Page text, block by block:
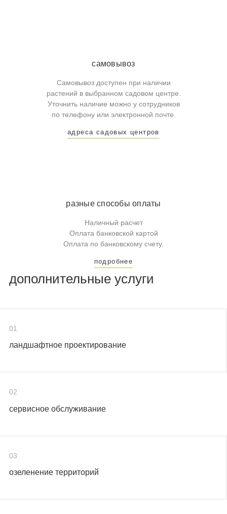
самовывоз
Самовывоз доступен при наличии
растений в выбранном садовом центре.
Уточнить наличие можно у сотрудников
по телефону или электронной почте.
адреса садовых центров
разные способы оплаты
Наличный расчет
Оплата банковской картой
Оплата по банковскому счету.
подробнее
дополнительные услуги
01
ландшафтное проектирование
02
сервисное обслуживание
03
озеленение территорий